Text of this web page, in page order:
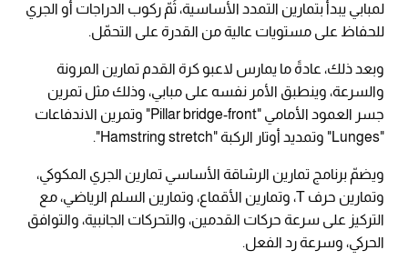
لمبابي يبدأ بتمارين التمدد الأساسية، ثُمّ ركوب الدراجات أو الجري
للحفاظ على مستويات عالية من القدرة على التحمّل.
وبعد ذلك، عادةً ما يمارس لاعبو كرة القدم تمارين المرونة
والسرعة، وينطبق الأمر نفسه على مبابي، وذلك مثل تمرين
جسر العمود الأمامي "Pillar bridge-front" وتمرين الاندفاعات
"Lunges" وتمديد أوتار الركبة "Hamstring stretch".
ويضمّ برنامج تمارين الرشاقة الأساسي تمارين الجري المكوكي،
وتمارين حرف T، وتمارين الأقماع، وتمارين السلم الرياضي، مع
التركيز على سرعة حركات القدمين، والتحركات الجانبية، والتوافق
الحركي، وسرعة رد الفعل.